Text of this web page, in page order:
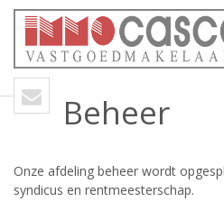
Beheer
Onze afdeling beheer wordt
syndicus en rentmeesterschap.